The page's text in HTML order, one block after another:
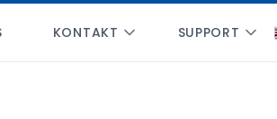
KONTAKT SUPPORT